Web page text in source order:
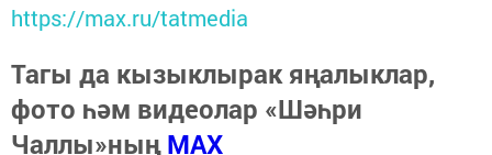
https://max.ru/tatmedia
Тагы да кызыклырак яңалыклар,
фото һәм видеолар «Шәһри
Чаллы»ныңMAX